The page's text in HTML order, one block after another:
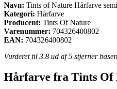
Navn: Tints of Nature Hårfarve
Kategori: Hårfarve
Producent: Tints Of Nature
Varenummer: 704326400802
EAN: 704326400802
Vurderet til 3.8 ud af 5 stjerner
Hårfarve fra Tints Of